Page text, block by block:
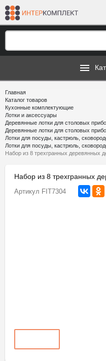
Главная
Каталог товаров
Кухонные комплектующие
Лотки и аксессуары
Деревянные лотки для столовых
Деревянные лотки для столовых
Лотки для посуды, кастрюль,
Лотки для посуды, кастрюль,
Набор из 8 трехгранных деревянных
Набор из 8 трехгранных
Артикул FIT7304